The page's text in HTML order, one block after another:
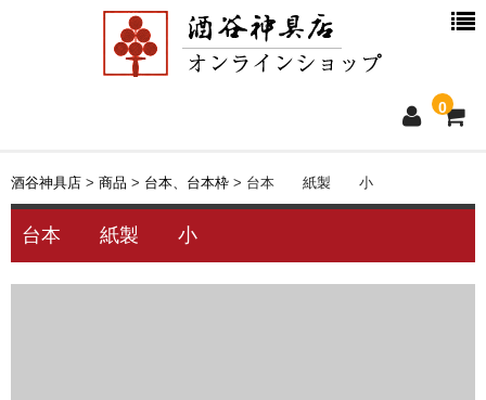
0
ホーム
商品一覧
酒谷神具店 > 商品 > 台本、台本枠 > 台本 紙製 小
台本 紙製 小